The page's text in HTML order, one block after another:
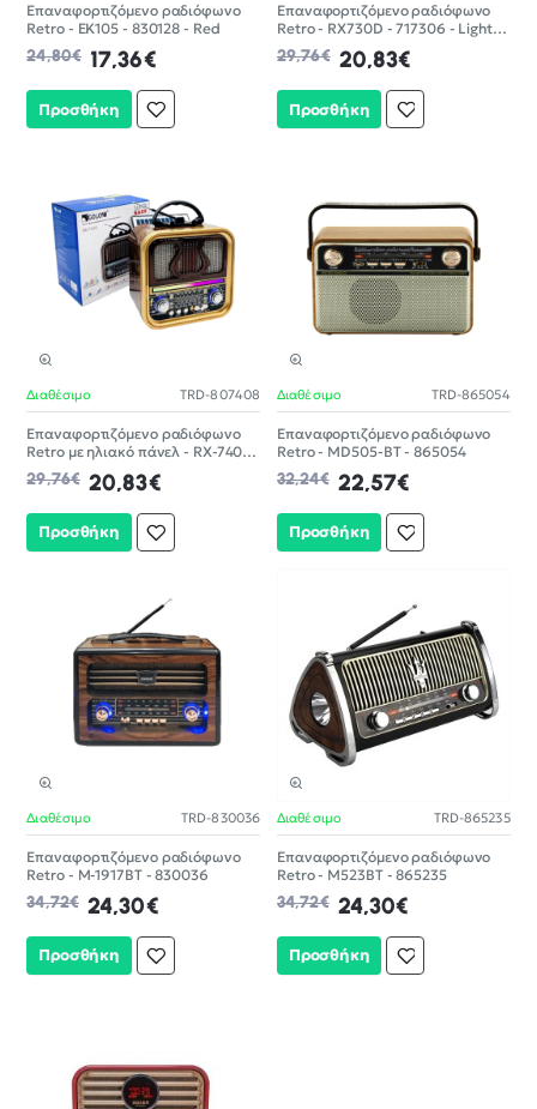
Επαναφορτιζόμενο ραδιόφωνο
Retro - ΕK105 - 830128 - Red
17,36€
24,80€
Προσθήκη
Επαναφορτιζόμενο ραδιόφωνο
Retro - RX730D - 717306 - Light
Gold
20,83€
29,76€
Προσθήκη
-30%
Διαθέσιμο TRD-807408
Επαναφορτιζόμενο ραδιόφωνο
Retro με ηλιακό πάνελ - RX-740D
- 807408 20,83€
29,76€
Προσθήκη
-30%
Διαθέσιμο TRD-865054
Επαναφορτιζόμενο ραδιόφωνο
Retro - MD505-BT - 865054
22,57€
32,24€
Προσθήκη
-30%
Διαθέσιμο TRD-830036
Επαναφορτιζόμενο ραδιόφωνο
Retro - M-1917BT - 830036
24,30€
34,72€
Προσθήκη
-30%
Διαθέσιμο TRD-865235
Επαναφορτιζόμενο ραδιόφωνο
Retro - M523BT - 865235
24,30€
34,72€
Προσθήκη